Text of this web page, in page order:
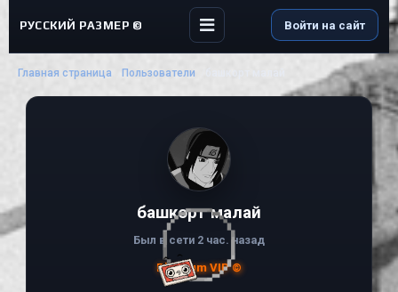
РУССКИЙ РАЗМЕР © Войти на сайт
Главная страница Пользователи
башкорт малай
Был в сети 2 час. назад
Platinum VIP ©